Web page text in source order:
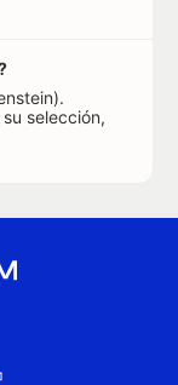
selección,